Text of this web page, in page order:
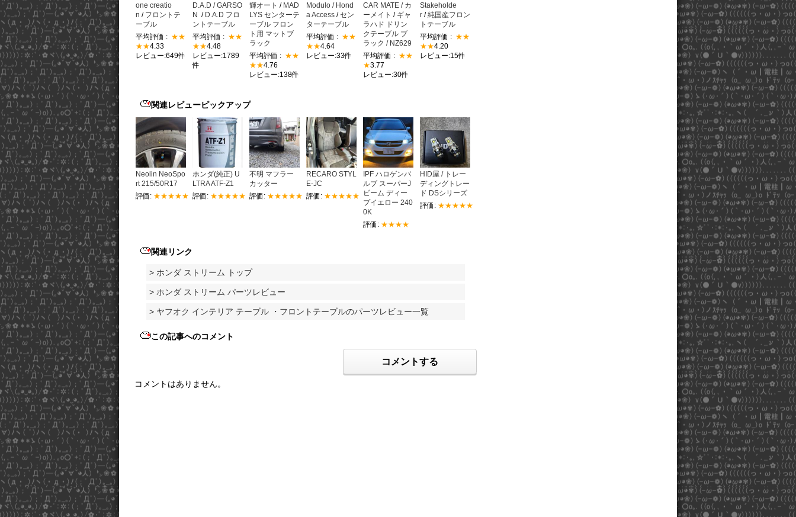
one creatio
n / フロントテ
ーブル
平均評価 : ★★
★★4.33
レビュー:649件
D.A.D / GARSO
N / D.A.D フロ
ントテーブル
平均評価 : ★★
★★4.48
レビュー:1789
件
輝オート / MAD
LYS センターテ
ーブル フロン
ト用 マットブ
ラック
平均評価 : ★★
★★4.76
レビュー:138件
Modulo / Hond
a Access /セン
ターテーブル
平均評価 : ★★
★★4.64
レビュー:33件
CAR MATE / カ
ーメイト / ギャ
ラハド ドリン
クテーブル ブ
ラック / NZ629
平均評価 : ★★
★3.77
レビュー:30件
Stakeholde
r /純国産フロン
トテーブル
平均評価 : ★★
★★4.20
レビュー:15件
関連レビューピックアップ
Neolin NeoSpo
rt 215/50R17
評価: ★★★★★
ホンダ(純正) U
LTRA ATF-Z1
評価: ★★★★★
不明 マフラー
カッター
評価: ★★★★★
RECARO STYL
E-JC
評価: ★★★★★
IPF ハロゲンバ
ルブ スーパーJ
ビーム ディー
プイエロー 240
0K
評価: ★★★★
HID屋 / トレー
ディングトレー
ド DSシリーズ
評価: ★★★★★
関連リンク
> ホンダ ストリーム トップ
> ホンダ ストリーム パーツレビュー
> ヤフオク インテリア テーブル ・フロントテーブルのパーツレビュー一覧
この記事へのコメント
コメントする
コメントはありません。